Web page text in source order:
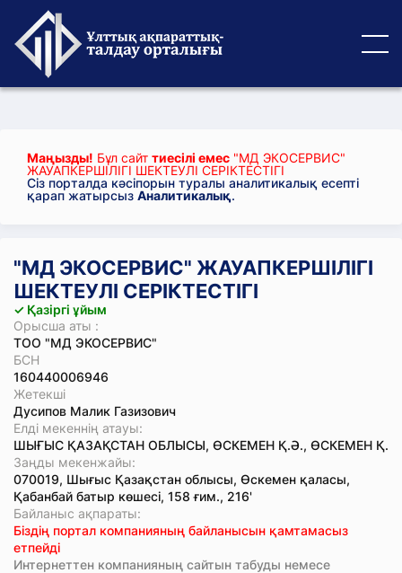
Маңызды! Бұл сайт тиесілі емес "МД ЭКОСЕРВИС"
ЖАУАПКЕРШІЛІГІ ШЕКТЕУЛІ СЕРІКТЕСТІГІ
Сіз порталда кәсіпорын туралы аналитикалық есепті
қарап жатырсыз Аналитикалық.
"МД ЭКОСЕРВИС" ЖАУАПКЕРШІЛІГІ
ШЕКТЕУЛІ СЕРІКТЕСТІГІ
✓ Қазіргі ұйым
Орысша аты :
ТОО "МД ЭКОСЕРВИС"
БСН
160440006946
Жетекші
Дусипов Малик Газизович
Елді мекеннің атауы:
ШЫҒЫС ҚАЗАҚСТАН ОБЛЫСЫ, ӨСКЕМЕН Қ.Ә., ӨСКЕМЕН Қ.
Заңды мекенжайы:
070019, Шығыс Қазақстан облысы, Өскемен қаласы,
Қабанбай батыр көшесі, 158 ғим., 216'
Байланыс ақпараты:
Біздің портал компанияның байланысын қамтамасыз
етпейді
Интернеттен компанияның сайтын табуды немесе